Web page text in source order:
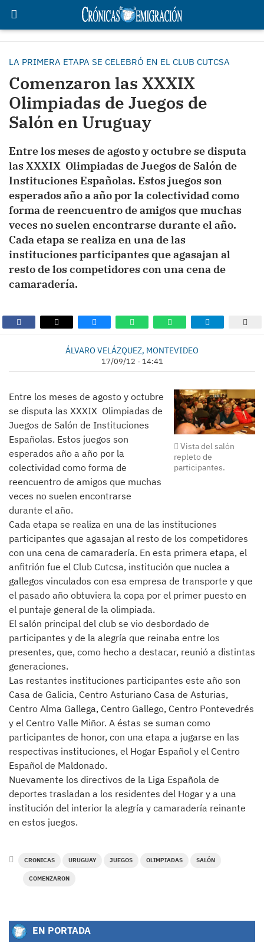
LA PRIMERA ETAPA SE CELEBRÓ EN EL CLUB CUTCSA
Comenzaron las XXXIX
Olimpiadas de Juegos de
Salón en Uruguay
Entre los meses de agosto y octubre se disputa
las XXXIX Olimpiadas de Juegos de Salón de
Instituciones Españolas. Estos juegos son
esperados año a año por la colectividad como
forma de reencuentro de amigos que muchas
veces no suelen encontrarse durante el año.
Cada etapa se realiza en una de las
instituciones participantes que agasajan al
resto de los competidores con una cena de
camaradería.
ÁLVARO VELÁZQUEZ, MONTEVIDEO
17/09/12 - 14:41
Vista del salón
repleto de
participantes.
Entre los meses de agosto y octubre
se disputa las XXXIX Olimpiadas de
Juegos de Salón de Instituciones
Españolas. Estos juegos son
esperados año a año por la
colectividad como forma de
reencuentro de amigos que muchas
veces no suelen encontrarse
durante el año.
Cada etapa se realiza en una de las instituciones
participantes que agasajan al resto de los competidores
con una cena de camaradería. En esta primera etapa, el
anfitrión fue el Club Cutcsa, institución que nuclea a
gallegos vinculados con esa empresa de transporte y que
el pasado año obtuviera la copa por el primer puesto en
el puntaje general de la olimpiada.
El salón principal del club se vio desbordado de
participantes y de la alegría que reinaba entre los
presentes, que, como hecho a destacar, reunió a distintas
generaciones.
Las restantes instituciones participantes este año son
Casa de Galicia, Centro Asturiano Casa de Asturias,
Centro Alma Gallega, Centro Gallego, Centro Pontevedrés
y el Centro Valle Miñor. A éstas se suman como
participantes de honor, con una etapa a jugarse en las
respectivas instituciones, el Hogar Español y el Centro
Español de Maldonado.
Nuevamente los directivos de la Liga Española de
deportes trasladan a los residentes del Hogar y a una
institución del interior la alegría y camaradería reinante
en estos juegos.
CRONICAS URUGUAY JUEGOS OLIMPIADAS SALÓN
COMENZARON
EN PORTADA